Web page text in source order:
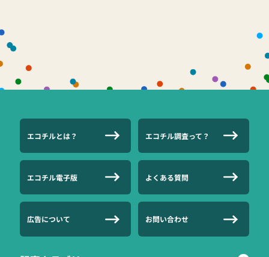
エコチルとは？ エコチル調査って？
エコチル電子版 よくある質問
広告について お問い合わせ